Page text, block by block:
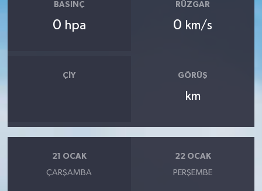
BASINÇ
0 hpa
RÜZGAR
0 km/s
ÇIY GÖRÜŞ
km
21 OCAK
ÇARŞAMBA
22 OCAK
PERŞEMBE